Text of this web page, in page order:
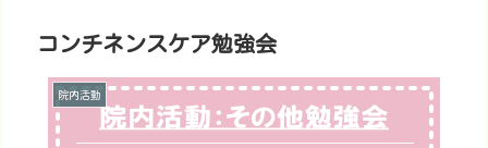
コンチネンスケア勉強会
院内活動